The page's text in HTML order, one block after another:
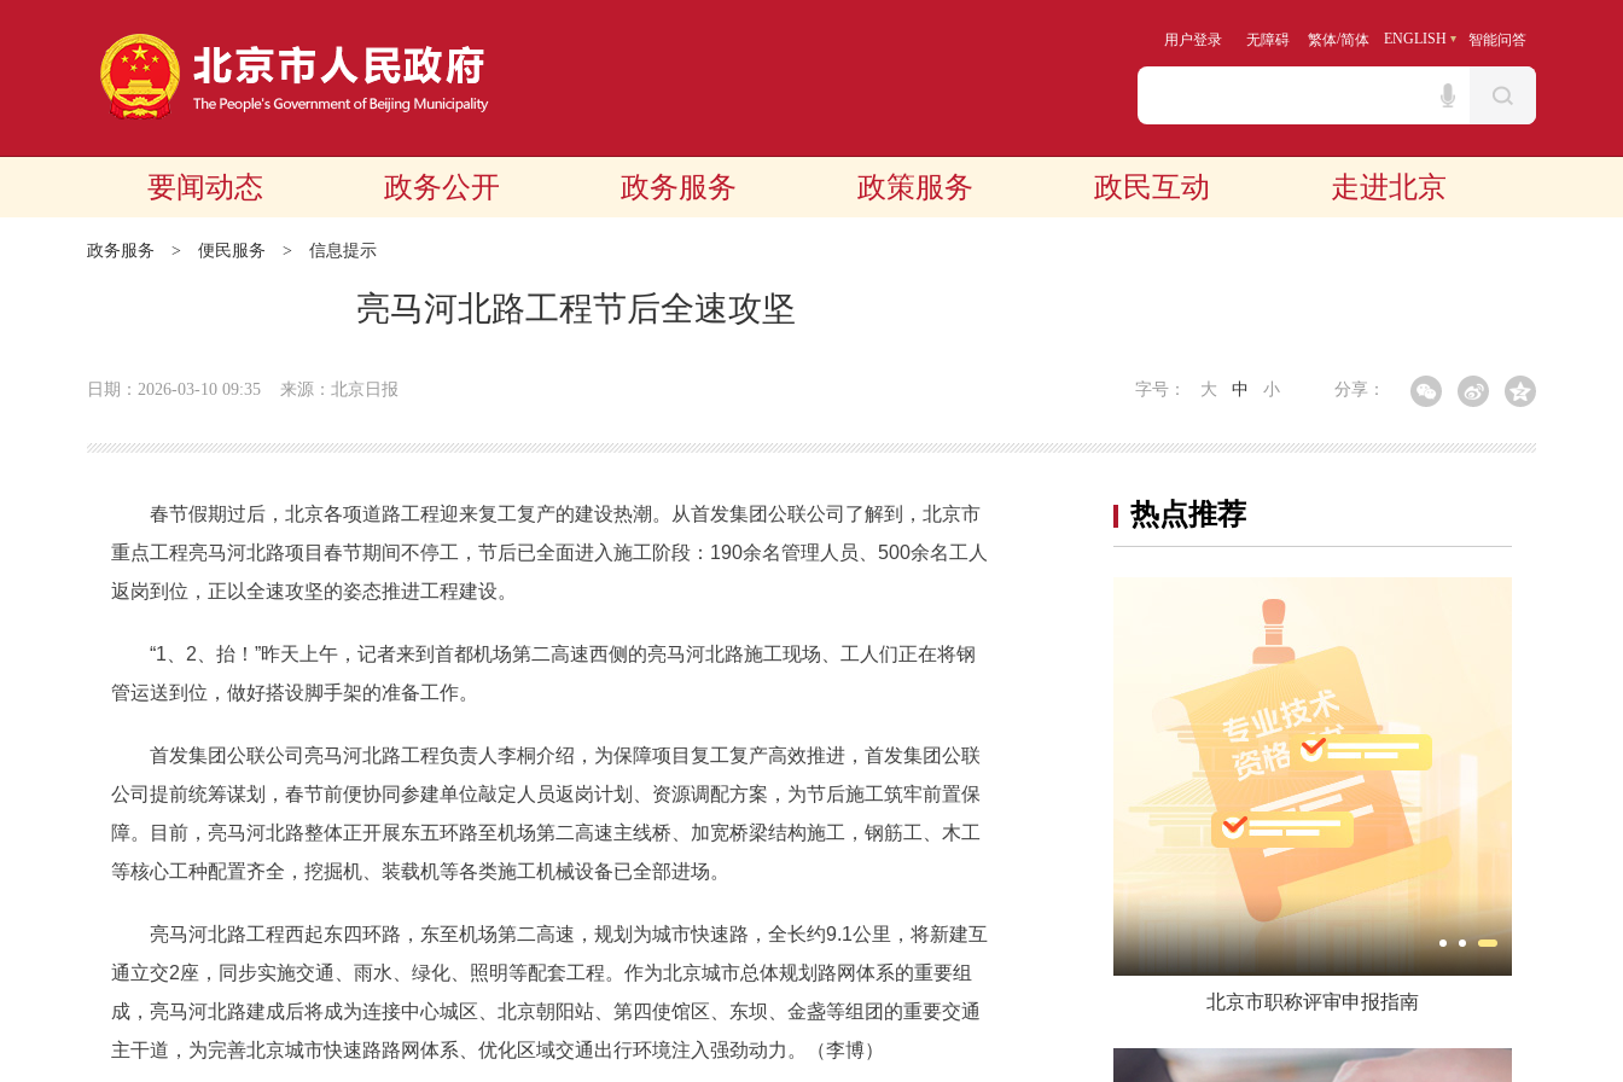
用户登录 无障碍 繁体/简体 ENGLISH 智能问答
要闻动态 政务公开 政务服务 政策服务 政民互动 走进北京
政务服务 > 便民服务 > 信息提示
亮马河北路工程节后全速攻坚
日期：2026-03-10 09:35 来源：北京日报 分享：
字号： 大 中 小
春节假期过后，北京各项道路工程迎来复工复产的建设热潮。从首发集团公联公司了解到，北京市
重点工程亮马河北路项目春节期间不停工，节后已全面进入施工阶段：190余名管理人员、500余名工人
返岗到位，正以全速攻坚的姿态推进工程建设。
“1、2、抬！”昨天上午，记者来到首都机场第二高速西侧的亮马河北路施工现场、工人们正在将钢
管运送到位，做好搭设脚手架的准备工作。
首发集团公联公司亮马河北路工程负责人李桐介绍，为保障项目复工复产高效推进，首发集团公联
公司提前统筹谋划，春节前便协同参建单位敲定人员返岗计划、资源调配方案，为节后施工筑牢前置保
障。目前，亮马河北路整体正开展东五环路至机场第二高速主线桥、加宽桥梁结构施工，钢筋工、木工
等核心工种配置齐全，挖掘机、装载机等各类施工机械设备已全部进场。
亮马河北路工程西起东四环路，东至机场第二高速，规划为城市快速路，全长约9.1公里，将新建互
通立交2座，同步实施交通、雨水、绿化、照明等配套工程。作为北京城市总体规划路网体系的重要组
成，亮马河北路建成后将成为连接中心城区、北京朝阳站、第四使馆区、东坝、金盏等组团的重要交通
主干道，为完善北京城市快速路路网体系、优化区域交通出行环境注入强劲动力。（李博）
热点推荐